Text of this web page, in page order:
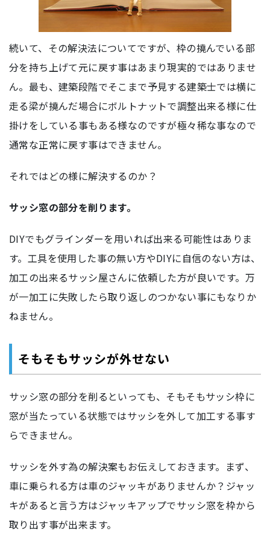
続いて、その解決法についてですが、枠の撓んでいる部
分を持ち上げて元に戻す事はあまり現実的ではありませ
ん。最も、建築段階でそこまで予見する建築士では横に
走る梁が撓んだ場合にボルトナットで調整出来る様に仕
掛けをしている事もある様なのですが極々稀な事なので
通常な正常に戻す事はできません。
それではどの様に解決するのか？
サッシ窓の部分を削ります。
DIYでもグラインダーを用いれば出来る可能性はありま
す。工具を使用した事の無い方やDIYに自信のない方は、
加工の出来るサッシ屋さんに依頼した方が良いです。万
が一加工に失敗したら取り返しのつかない事にもなりか
ねません。
そもそもサッシが外せない
サッシ窓の部分を削るといっても、そもそもサッシ枠に
窓が当たっている状態ではサッシを外して加工する事す
らできません。
サッシを外す為の解決案もお伝えしておきます。まず、
車に乗られる方は車のジャッキがありませんか？ジャッ
キがあると言う方はジャッキアップでサッシ窓を枠から
取り出す事が出来ます。